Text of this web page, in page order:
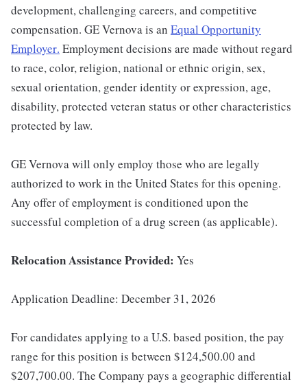
development, challenging careers, and competitive
compensation. GE Vernova is an Equal Opportunity
Employer. Employment decisions are made without regard
to race, color, religion, national or ethnic origin, sex,
sexual orientation, gender identity or expression, age,
disability, protected veteran status or other characteristics
protected by law.
GE Vernova will only employ those who are legally
authorized to work in the United States for this opening.
Any offer of employment is conditioned upon the
successful completion of a drug screen (as applicable).
Relocation Assistance Provided: Yes
Application Deadline: December 31, 2026
For candidates applying to a U.S. based position, the pay
range for this position is between $124,500.00 and
$207,700.00. The Company pays a geographic differential